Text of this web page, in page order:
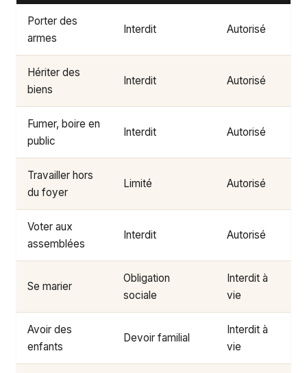
Porter des
armes
Interdit Autorisé
Hériter des
biens
Interdit Autorisé
Fumer, boire en
public
Interdit Autorisé
Travailler hors
du foyer
Limité Autorisé
Voter aux
assemblées
Interdit Autorisé
Se marier
Obligation
sociale
Interdit à
vie
Avoir des
enfants
Devoir familial
Interdit à
vie